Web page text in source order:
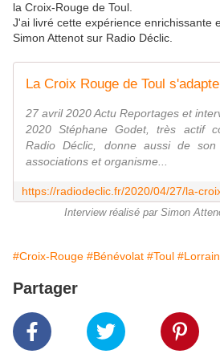
la Croix-Rouge de Toul.
J'ai livré cette expérience enrichissante
Simon Attenot sur Radio Déclic.
27 avril 2020 Actu Reportages et
2020 Stéphane Godet, très actif
Radio Déclic, donne aussi de
associations et organisme...
Interview réalisé par Simon
#Croix-Rouge #Bénévolat #Toul
Partager